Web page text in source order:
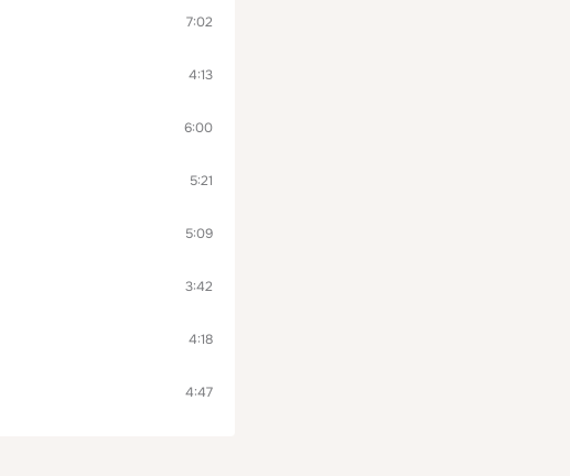
7:02
4:13
6:00
5:21
5:09
3:42
4:18
4:47